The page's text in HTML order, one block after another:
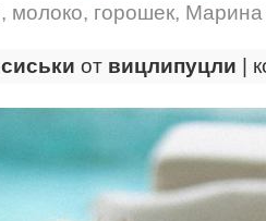
, молоко, горошек, Марина
сиськи от вицлипуцли